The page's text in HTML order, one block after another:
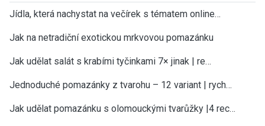
Jídla, která nachystat na večírek s tématem online…
Jak na netradiční exotickou mrkvovou pomazánku
Jak udělat salát s krabími tyčinkami 7× jinak | re…
Jednoduché pomazánky z tvarohu – 12 variant | rych…
Jak udělat pomazánku s olomouckými tvarůžky |4 rec…